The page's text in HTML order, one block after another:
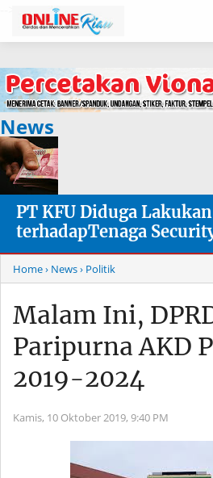
News
PT KFU Diduga
terhadapTenaga
Home› News› Politik
Malam Ini,
Paripurna AKD
2019-2024
Kamis, 10 Oktober 2019, 9:40 PM